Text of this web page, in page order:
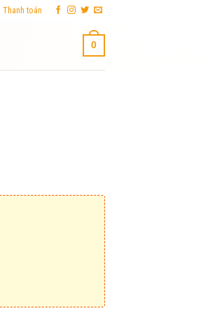
Thanh toán
0